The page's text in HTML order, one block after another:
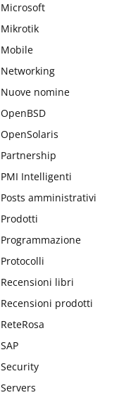
Microsoft
Mikrotik
Mobile
Networking
Nuove nomine
OpenBSD
OpenSolaris
Partnership
PMI Intelligenti
Posts amministrativi
Prodotti
Programmazione
Protocolli
Recensioni libri
Recensioni prodotti
ReteRosa
SAP
Security
Servers